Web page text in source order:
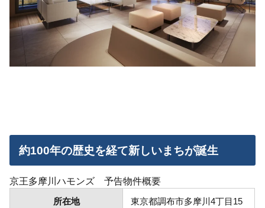
約100年の歴史を経て新しいまちが誕生
京王多摩川ハモンズ予告物件概要
所在地
東京都調布市多摩川4丁目15